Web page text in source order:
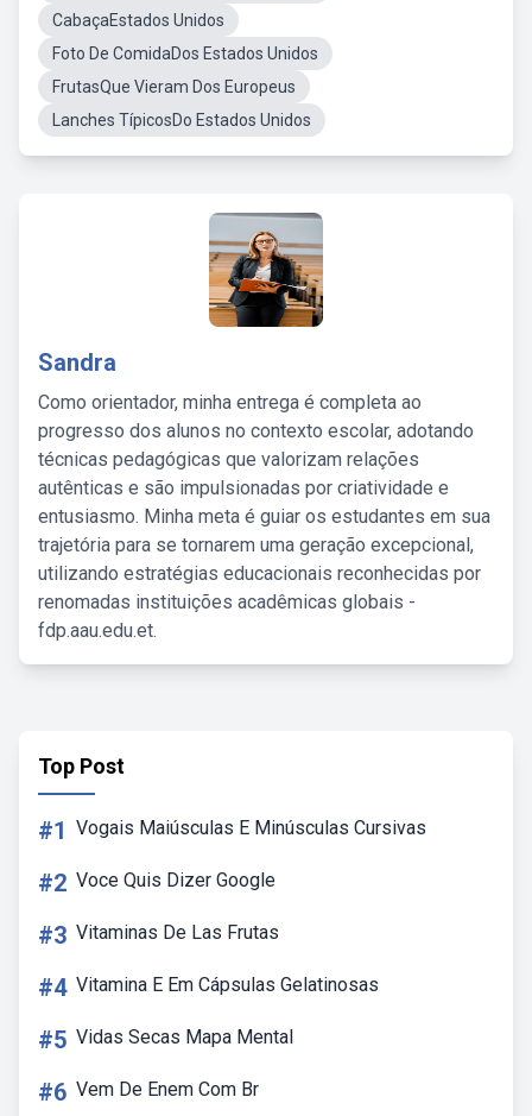
CabaçaEstados Unidos
Foto De ComidaDos Estados Unidos
FrutasQue Vieram Dos Europeus
Lanches TípicosDo Estados Unidos
Sandra
Como orientador, minha entrega é completa ao
progresso dos alunos no contexto escolar, adotando
técnicas pedagógicas que valorizam relações
autênticas e são impulsionadas por criatividade e
entusiasmo. Minha meta é guiar os estudantes em sua
trajetória para se tornarem uma geração excepcional,
utilizando estratégias educacionais reconhecidas por
renomadas instituições acadêmicas globais -
fdp.aau.edu.et.
Top Post
#1 Vogais Maiúsculas E Minúsculas Cursivas
#2 Voce Quis Dizer Google
#3 Vitaminas De Las Frutas
#4 Vitamina E Em Cápsulas Gelatinosas
#5 Vidas Secas Mapa Mental
#6 Vem De Enem Com Br